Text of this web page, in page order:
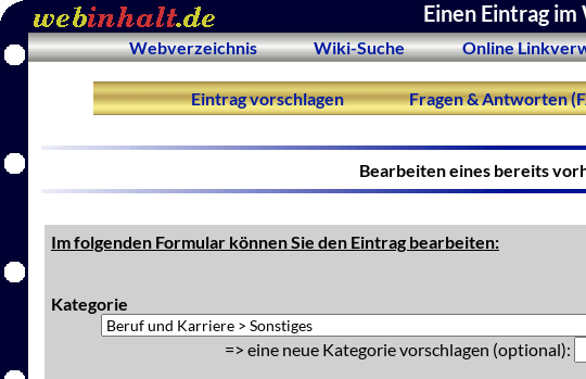
Einen Eintrag
Webverzeichnis Wiki-Suche Online
Eintrag vorschlagen Fragen & Antworten
Bearbeiten eines bereits
Im folgenden Formular können Sie den Eintrag bearbeiten:
Kategorie
=> eine neue Kategorie vorschlagen (optional):